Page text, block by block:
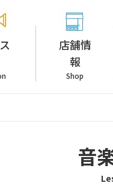
店舗情
報
Shop
音